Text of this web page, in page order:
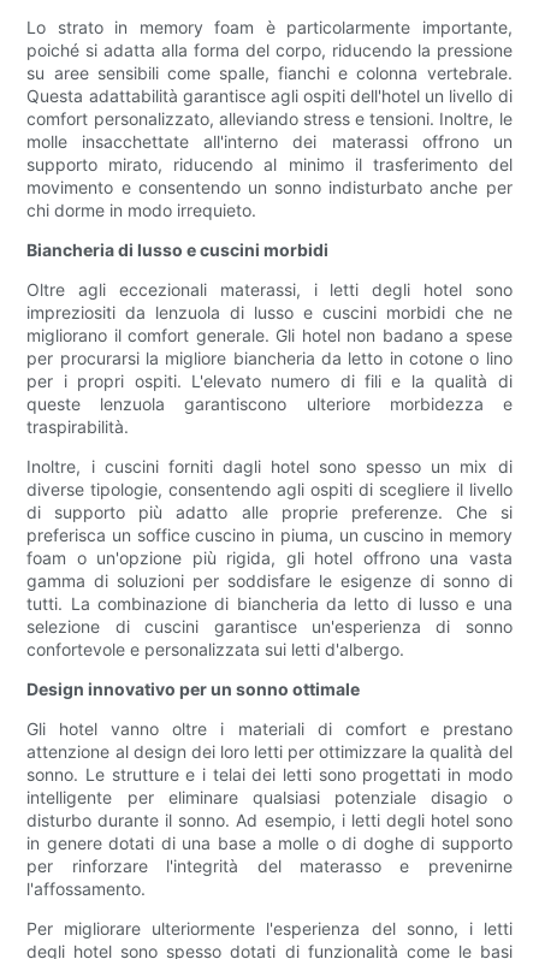
Lo strato in memory foam è particolarmente importante,
poiché si adatta alla forma del corpo, riducendo la pressione
su aree sensibili come spalle, fianchi e colonna vertebrale.
Questa adattabilità garantisce agli ospiti dell'hotel un livello di
comfort personalizzato, alleviando stress e tensioni. Inoltre, le
molle insacchettate all'interno dei materassi offrono un
supporto mirato, riducendo al minimo il trasferimento del
movimento e consentendo un sonno indisturbato anche per
chi dorme in modo irrequieto.
Biancheria di lusso e cuscini morbidi
Oltre agli eccezionali materassi, i letti degli hotel sono
impreziositi da lenzuola di lusso e cuscini morbidi che ne
migliorano il comfort generale. Gli hotel non badano a spese
per procurarsi la migliore biancheria da letto in cotone o lino
per i propri ospiti. L'elevato numero di fili e la qualità di
queste lenzuola garantiscono ulteriore morbidezza e
traspirabilità.
Inoltre, i cuscini forniti dagli hotel sono spesso un mix di
diverse tipologie, consentendo agli ospiti di scegliere il livello
di supporto più adatto alle proprie preferenze. Che si
preferisca un soffice cuscino in piuma, un cuscino in memory
foam o un'opzione più rigida, gli hotel offrono una vasta
gamma di soluzioni per soddisfare le esigenze di sonno di
tutti. La combinazione di biancheria da letto di lusso e una
selezione di cuscini garantisce un'esperienza di sonno
confortevole e personalizzata sui letti d'albergo.
Design innovativo per un sonno ottimale
Gli hotel vanno oltre i materiali di comfort e prestano
attenzione al design dei loro letti per ottimizzare la qualità del
sonno. Le strutture e i telai dei letti sono progettati in modo
intelligente per eliminare qualsiasi potenziale disagio o
disturbo durante il sonno. Ad esempio, i letti degli hotel sono
in genere dotati di una base a molle o di doghe di supporto
per rinforzare l'integrità del materasso e prevenirne
l'affossamento.
Per migliorare ulteriormente l'esperienza del sonno, i letti
degli hotel sono spesso dotati di funzionalità come le basi